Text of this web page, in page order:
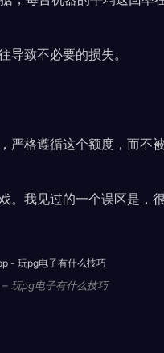
致不必要的损失。
格遵循这个额度，而不
我见过的一个误区是，
玩pg电子有什么技巧